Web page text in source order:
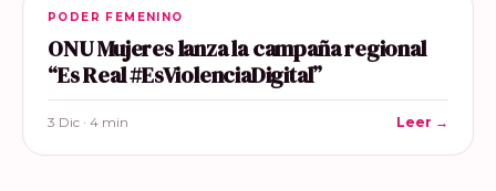
PODER FEMENINO
ONU Mujeres lanza la campaña regional
“Es Real #EsViolenciaDigital”
3 Dic · 4 min Leer →